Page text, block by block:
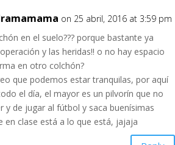
on 25 abril, 2016 at 3:59 pm
en el suelo??? porque bastante ya
y las heridas!! o no hay espacio
en otro colchón?
que podemos estar tranquilas, por aquí
el día, el mayor es un pilvorín que no
y de jugar al fútbol y saca buenísimas
en clase está a lo que está, jajaja